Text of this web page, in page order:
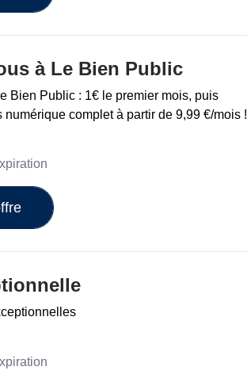
à Le Bien Public
Bien Public : 1€ le premier mois, puis
numérique complet à partir de 9,99 €/mois !